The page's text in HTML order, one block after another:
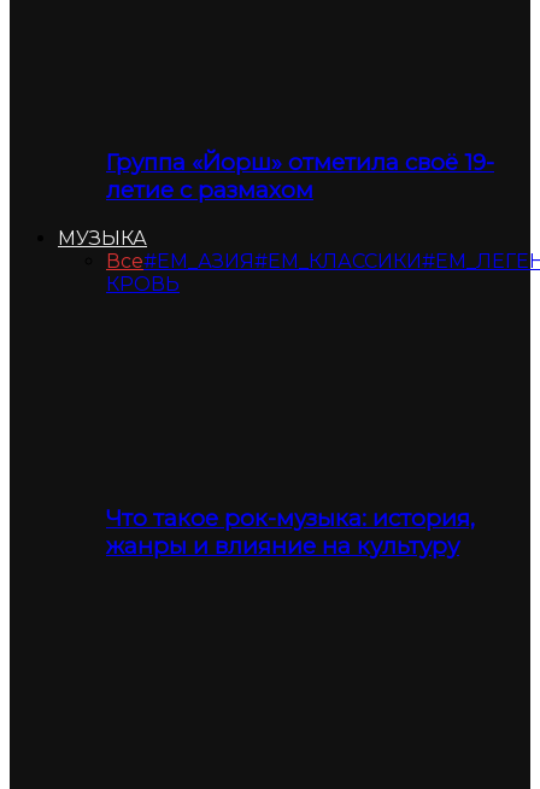
Группа «Йорш» отметила своё 19-
летие с размахом
МУЗЫКА
Все#ЕМ_АЗИЯ#ЕМ_КЛАССИКИ
КРОВЬ
Что такое рок-музыка: история,
жанры и влияние на культуру